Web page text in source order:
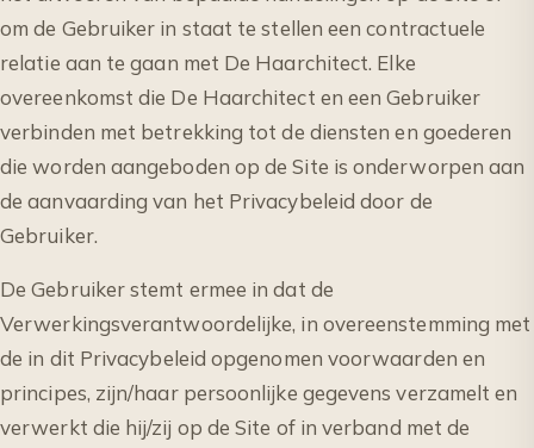
om de Gebruiker in staat te stellen een contractuele
relatie aan te gaan met De Haarchitect. Elke
overeenkomst die De Haarchitect en een Gebruiker
verbinden met betrekking tot de diensten en goederen
die worden aangeboden op de Site is onderworpen aan
de aanvaarding van het Privacybeleid door de
Gebruiker.
De Gebruiker stemt ermee in dat de
Verwerkingsverantwoordelijke, in overeenstemming met
de in dit Privacybeleid opgenomen voorwaarden en
principes, zijn/haar persoonlijke gegevens verzamelt en
verwerkt die hij/zij op de Site of in verband met de